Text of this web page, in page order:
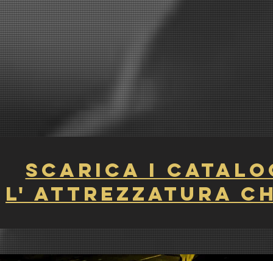
SCARICA I
L' ATTREZZATURA